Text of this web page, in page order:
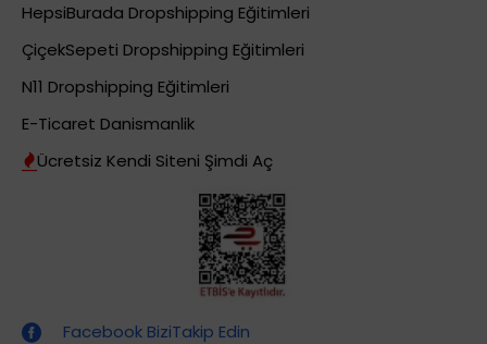
HepsiBurada Dropshipping Eğitimleri
ÇiçekSepeti Dropshipping Eğitimleri
N11 Dropshipping Eğitimleri
E-Ticaret Danismanlik
Ücretsiz Kendi Siteni Şimdi Aç
Facebook BiziTakip Edin